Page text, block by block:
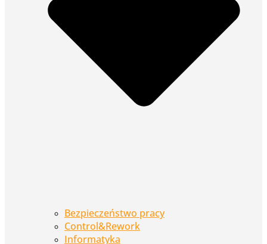
Bezpieczeństwo pracy
Control&Rework
Informatyka